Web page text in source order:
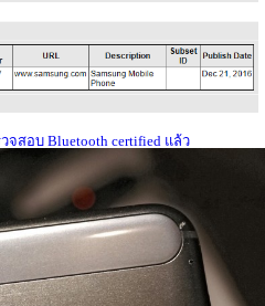
วจสอบ Bluetooth certified แล้ว